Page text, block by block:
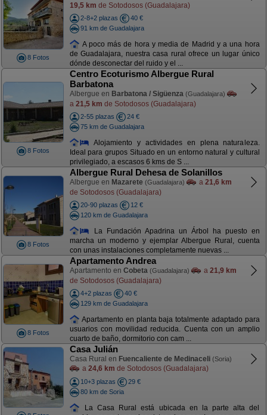
8 Fotos
19,5 km de Sotodosos (Guadalajara)
2-8+2 plazas
40 €
91 km de Guadalajara
A poco más de hora y media de Madrid y a una hora
de Guadalajara, nuestra casa rural ofrece un lugar único
dónde desconectar del ruido y el ...
8 Fotos
Centro Ecoturismo Albergue Rural
Barbatona
Albergue en Barbatona / Sigüenza (Guadalajara)
a 21,5 km de Sotodosos (Guadalajara)
2-55 plazas
24 €
75 km de Guadalajara
Alojamiento y actividades en plena naturaleza.
Ideal para grupos Situado en un entorno natural y cultural
privilegiado, a escasos 6 kms de S ...
8 Fotos
Albergue Rural Dehesa de Solanillos
Albergue en Mazarete (Guadalajara) a 21,6 km
de Sotodosos (Guadalajara)
20-90 plazas
12 €
120 km de Guadalajara
La Fundación Apadrina un Árbol ha puesto en
marcha un moderno y ejemplar Albergue Rural, cuenta
con unas instalaciones completamente nuevas ...
8 Fotos
Apartamento Andrea
Apartamento en Cobeta (Guadalajara) a 21,9 km
de Sotodosos (Guadalajara)
4+2 plazas
40 €
129 km de Guadalajara
Apartamento en planta baja totalmente adaptado para
usuarios con movilidad reducida. Cuenta con un amplio
cuarto de baño, dormitorio con cam ...
Casa Julián
Casa Rural en Fuencaliente de Medinaceli (Soria)
a 24,6 km de Sotodosos (Guadalajara)
10+3 plazas
29 €
80 km de Soria
La Casa Rural está ubicada en la parte alta del